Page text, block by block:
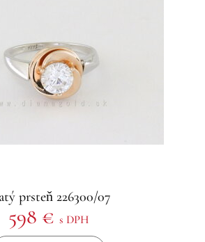
prsteň 226300/07
598 € s DPH